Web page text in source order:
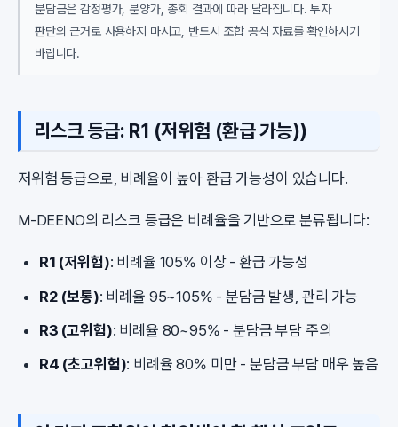
분담금은 감정평가, 분양가, 총회 결과에 따라 달라집니다. 투자
판단의 근거로 사용하지 마시고, 반드시 조합 공식 자료를 확인하시기
바랍니다.
리스크 등급: R1 (저위험 (환급 가능))
저위험 등급으로, 비례율이 높아 환급 가능성이 있습니다.
M-DEENO의 리스크 등급은 비례율을 기반으로 분류됩니다:
R1 (저위험): 비례율 105% 이상 - 환급 가능성
R2 (보통): 비례율 95~105% - 분담금 발생, 관리 가능
R3 (고위험): 비례율 80~95% - 분담금 부담 주의
R4 (초고위험): 비례율 80% 미만 - 분담금 부담 매우 높음